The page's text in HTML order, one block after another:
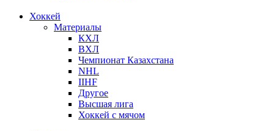
Хоккей
Материалы
КХЛ
ВХЛ
Чемпионат Казахстана
NHL
IIHF
Другое
Высшая лига
Хоккей с мячом